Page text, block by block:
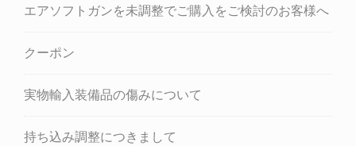
エアソフトガンを未調整でご購入をご検討のお客様へ
クーポン
実物輸入装備品の傷みについて
持ち込み調整につきまして